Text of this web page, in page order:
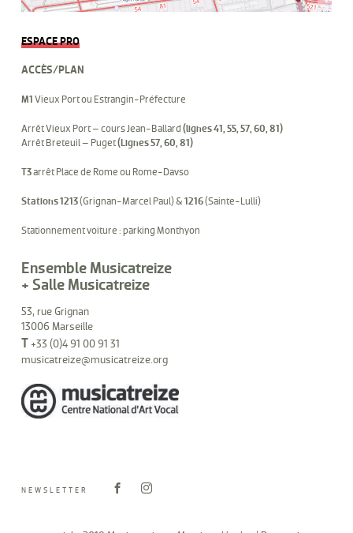
ESPACE PRO
ACCÈS/PLAN
M1 Vieux Port ou Estrangin-Préfecture
Arrêt Vieux Port – cours Jean-Ballard (lignes 41, 55, 57, 60, 81)
Arrêt Breteuil – Puget(Lignes 57, 60, 81)
T3arrêt Place de Rome ou Rome-Davso
Stations 1213(Grignan-Marcel Paul) & 1216(Sainte-Lulli)
Stationnement voiture : parking Monthyon
Ensemble Musicatreize
+ Salle Musicatreize
53, rue Grignan
13006 Marseille
T+33 (0)4 91 00 91 31
musicatreize@musicatreize.org
NEWSLETTER